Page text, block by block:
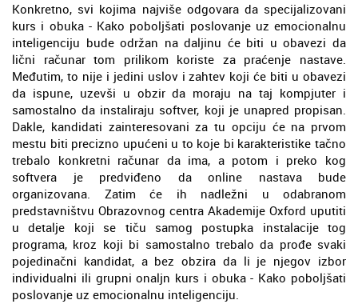
Konkretno, svi kojima najviše odgovara da specijalizovani
kurs i obuka - Kako poboljšati poslovanje uz emocionalnu
inteligenciju bude održan na daljinu će biti u obavezi da
lični računar tom prilikom koriste za praćenje nastave.
Međutim, to nije i jedini uslov i zahtev koji će biti u obavezi
da ispune, uzevši u obzir da moraju na taj kompjuter i
samostalno da instaliraju softver, koji je unapred propisan.
Dakle, kandidati zainteresovani za tu opciju će na prvom
mestu biti precizno upućeni u to koje bi karakteristike tačno
trebalo konkretni računar da ima, a potom i preko kog
softvera je predviđeno da online nastava bude
organizovana. Zatim će ih nadležni u odabranom
predstavništvu Obrazovnog centra Akademije Oxford uputiti
u detalje koji se tiču samog postupka instalacije tog
programa, kroz koji bi samostalno trebalo da prođe svaki
pojedinačni kandidat, a bez obzira da li je njegov izbor
individualni ili grupni onaljn kurs i obuka - Kako poboljšati
poslovanje uz emocionalnu inteligenciju.